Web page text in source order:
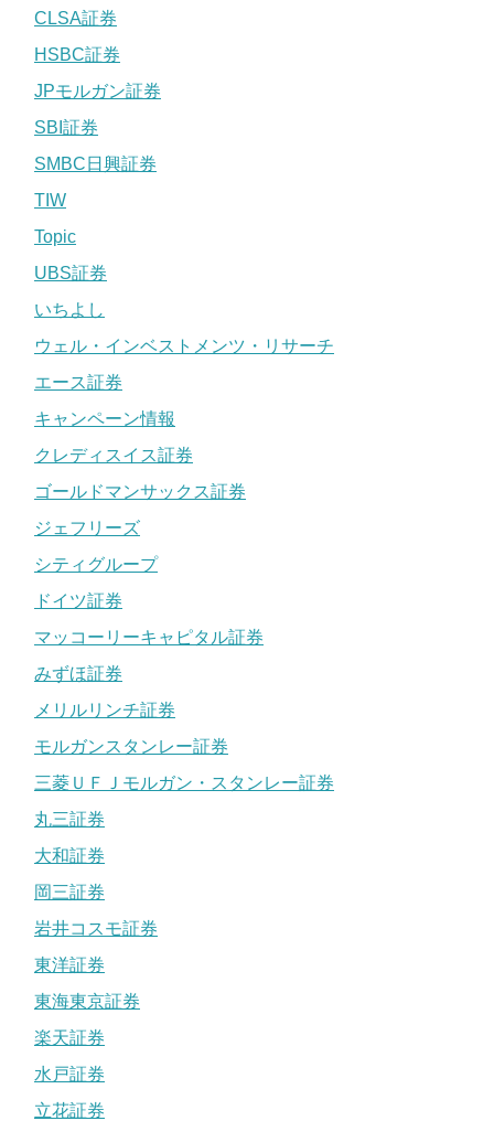
CLSA証券
HSBC証券
JPモルガン証券
SBI証券
SMBC日興証券
TIW
Topic
UBS証券
いちよし
ウェル・インベストメンツ・リサーチ
エース証券
キャンペーン情報
クレディスイス証券
ゴールドマンサックス証券
ジェフリーズ
シティグループ
ドイツ証券
マッコーリーキャピタル証券
みずほ証券
メリルリンチ証券
モルガンスタンレー証券
三菱ＵＦＪモルガン・スタンレー証券
丸三証券
大和証券
岡三証券
岩井コスモ証券
東洋証券
東海東京証券
楽天証券
水戸証券
立花証券